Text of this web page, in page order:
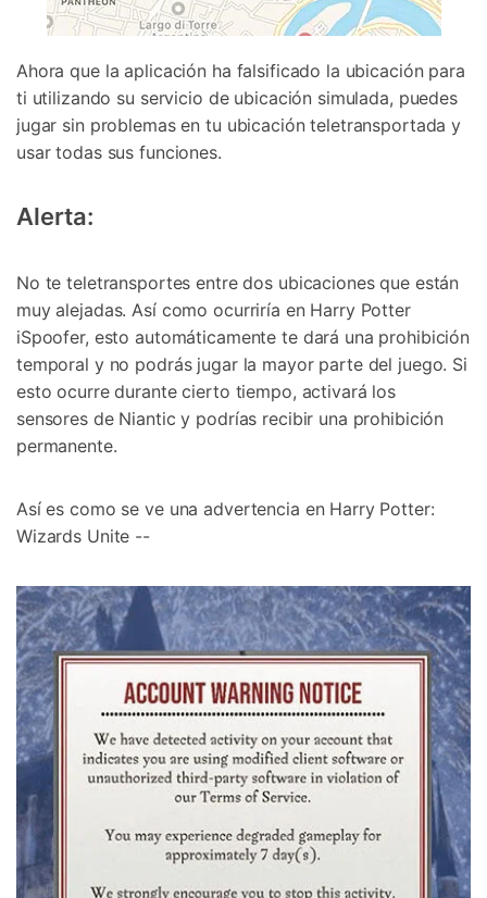
Ahora que la aplicación ha falsificado la ubicación para
ti utilizando su servicio de ubicación simulada, puedes
jugar sin problemas en tu ubicación teletransportada y
usar todas sus funciones.
Alerta:
No te teletransportes entre dos ubicaciones que están
muy alejadas. Así como ocurriría en Harry Potter
iSpoofer, esto automáticamente te dará una prohibición
temporal y no podrás jugar la mayor parte del juego. Si
esto ocurre durante cierto tiempo, activará los
sensores de Niantic y podrías recibir una prohibición
permanente.
Así es como se ve una advertencia en Harry Potter:
Wizards Unite --